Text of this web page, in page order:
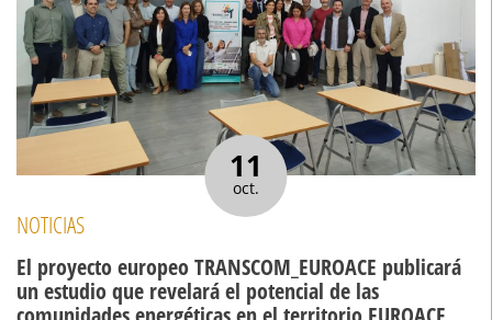
11
oct.
NOTICIAS
El proyecto europeo TRANSCOM_EUROACE publicará
un estudio que revelará el potencial de las